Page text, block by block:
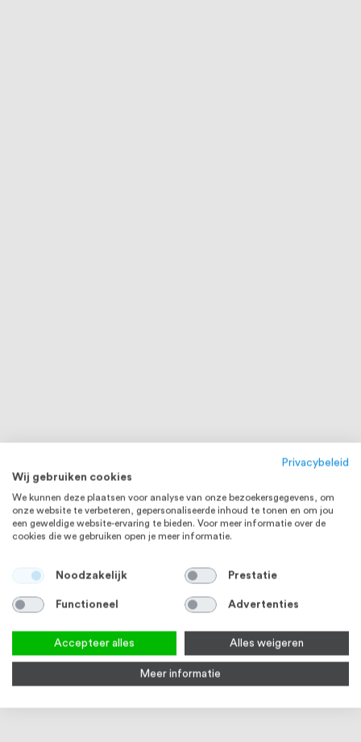
RVS 316 RVS 316
Privacybeleid
Wij gebruiken cookies
We kunnen deze plaatsen voor analyse van onze bezoekersgegevens, om
onze website te verbeteren, gepersonaliseerde inhoud te tonen en om jou
een geweldige website-ervaring te bieden. Voor meer informatie over de
cookies die we gebruiken open je meer informatie.
Noodzakelijk Prestatie
Functioneel Advertenties
Accepteer alles Alles weigeren
Meer informatie